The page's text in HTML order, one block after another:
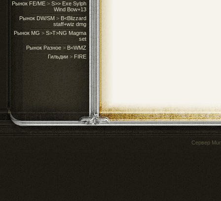
Рынок FE/ME > S>> Exe Sylph
Wind Bow+13
Рынок DW/SM > B<Blizzard
staff+wiz dmg
Рынок MG > S>T>NG Magma
set
Рынок Разное > B<WMZ
Гильдии > FIRE
Сервер